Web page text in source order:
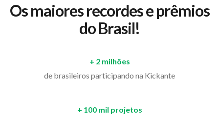
Os maiores recordes e prêmios
do Brasil!
+ 2 milhões
de brasileiros participando na Kickante
+ 100 mil projetos